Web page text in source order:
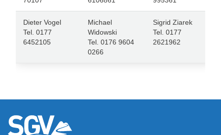
Dieter Vogel
Tel. 0177
6452105
Michael
Widowski
Tel. 0176 9604
0266
Sigrid Ziarek
Tel. 0177
2621962